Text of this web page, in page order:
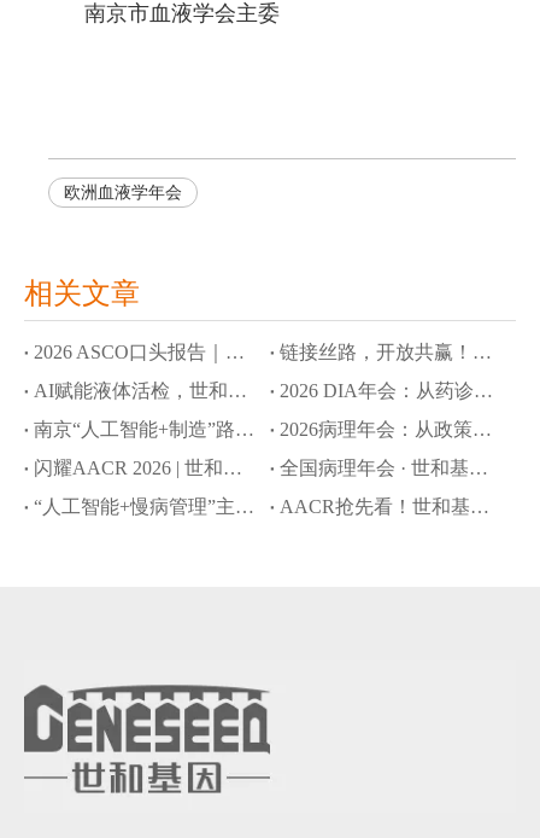
南京市血液学会主委
欧洲血液学年会
相关文章
2026 ASCO口头报告｜世和基因AI大语言模型拓展肿瘤早筛与MRD监测应用边界
链接丝路，开放共赢！世和基因亮相第十届丝博会
AI赋能液体活检，世和基因8项成果入选ASCO口头报告和壁报
2026 DIA年会：从药诊协同到全球合规，世和基因赋能CDx创新开发新路径
南京“人工智能+制造”路演：世和基因以AI驱动创新药研发提速
2026病理年会：从政策破局到院内落地，世和基因引领NGS创新转化路径
闪耀AACR 2026 | 世和基因以创新技术推动肿瘤精准诊疗新突破
全国病理年会 · 世和基因专题会：共探政策赋能下的NGS创新与落地之路
“人工智能+慢病管理”主题沙龙：世和基因分享AI多癌早筛新策略
AACR抢先看！世和基因5项前沿成果发布